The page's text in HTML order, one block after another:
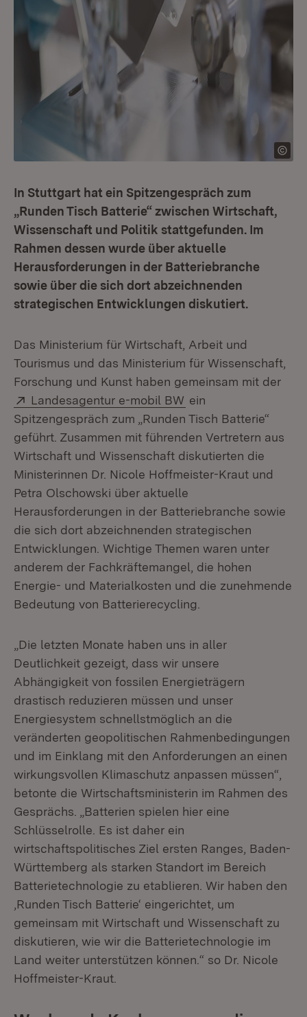
In Stuttgart hat ein Spitzengespräch zum
„Runden Tisch Batterie“ zwischen Wirtschaft,
Wissenschaft und Politik stattgefunden. Im
Rahmen dessen wurde über aktuelle
Herausforderungen in der Batteriebranche
sowie über die sich dort abzeichnenden
strategischen Entwicklungen diskutiert.
Das Ministerium für Wirtschaft, Arbeit und
Tourismus und das Ministerium für Wissenschaft,
Forschung und Kunst haben gemeinsam mit der
Extern:
Landesagentur e-mobil BW (Öffnet in neuem
ein
Spitzengespräch zum „Runden Tisch Batterie“
geführt. Zusammen mit führenden Vertretern aus
Wirtschaft und Wissenschaft diskutierten die
Ministerinnen Dr. Nicole Hoffmeister-Kraut und
Petra Olschowski über aktuelle
Herausforderungen in der Batteriebranche sowie
die sich dort abzeichnenden strategischen
Entwicklungen. Wichtige Themen waren unter
anderem der Fachkräftemangel, die hohen
Energie- und Materialkosten und die zunehmende
Bedeutung von Batterierecycling.
„Die letzten Monate haben uns in aller
Deutlichkeit gezeigt, dass wir unsere
Abhängigkeit von fossilen Energieträgern
drastisch reduzieren müssen und unser
Energiesystem schnellstmöglich an die
veränderten geopolitischen Rahmenbedingungen
und im Einklang mit den Anforderungen an einen
wirkungsvollen Klimaschutz anpassen müssen“,
betonte die Wirtschaftsministerin im Rahmen des
Gesprächs. „Batterien spielen hier eine
Schlüsselrolle. Es ist daher ein
wirtschaftspolitisches Ziel ersten Ranges, Baden-
Württemberg als starken Standort im Bereich
Batterietechnologie zu etablieren. Wir haben den
‚Runden Tisch Batterie‘ eingerichtet, um
gemeinsam mit Wirtschaft und Wissenschaft zu
diskutieren, wie wir die Batterietechnologie im
Land weiter unterstützen können.“ so Dr. Nicole
Hoffmeister-Kraut.